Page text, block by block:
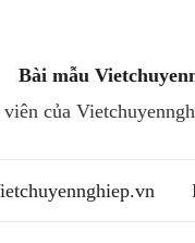
Bài mẫu
của